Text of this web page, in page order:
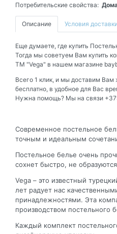
Потребительские свойства:
Описание Условия
Еще думаете, где купить
Тогда мы советуем Вам купить
ТМ "Vega" в нашем магазине
Всего 1 клик, и мы доставим
бесплатно, в удобное для Вас
Нужна помощь? Мы на связи
Современное постельное
точным и идеальным
Постельное белье очень
сохнет быстро, не
Vega – это известный
лет радует нас
принадлежностями. Эта
производством постельного
Каждый комплект